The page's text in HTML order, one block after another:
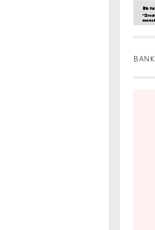
BANK